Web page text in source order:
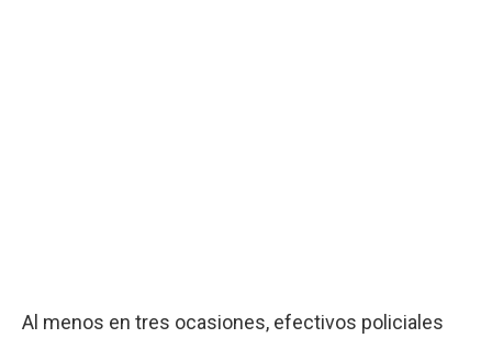
Al menos en tres ocasiones, efectivos policiales